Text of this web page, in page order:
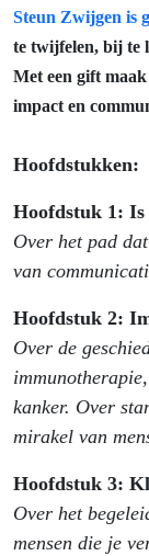
Steun Zwijgen is
te twijfelen, bij te
Met een gift
impact en
Hoofdstukken:
Hoofdstuk 1:
Over het pad
van
Hoofdstuk 2:
Over de
kanker. Over
mirakel van
Hoofdstuk 3:
Over het
mensen die je